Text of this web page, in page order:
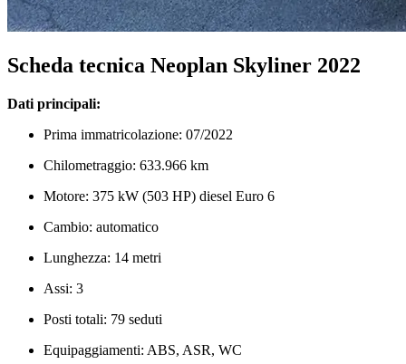
Scheda tecnica Neoplan Skyliner 2022
Dati principali:
Prima immatricolazione: 07/2022
Chilometraggio: 633.966 km
Motore: 375 kW (503 HP) diesel Euro 6
Cambio: automatico
Lunghezza: 14 metri
Assi: 3
Posti totali: 79 seduti
Equipaggiamenti: ABS, ASR, WC